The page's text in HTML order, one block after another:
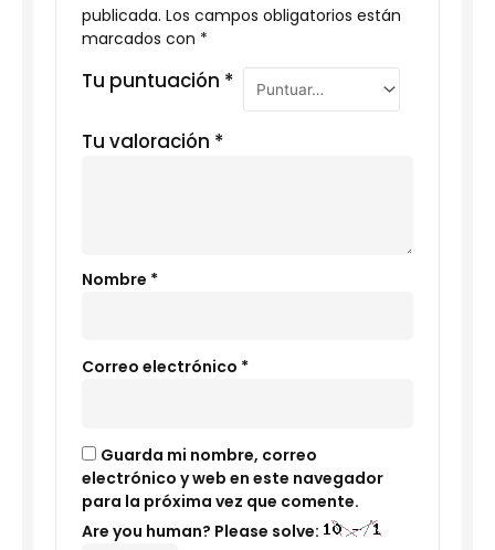
publicada. Los campos obligatorios están
marcados con *
Tu puntuación *
Tu valoración *
Nombre *
Correo electrónico *
Guarda mi nombre, correo
electrónico y web en este navegador
para la próxima vez que comente.
Are you human? Please solve: